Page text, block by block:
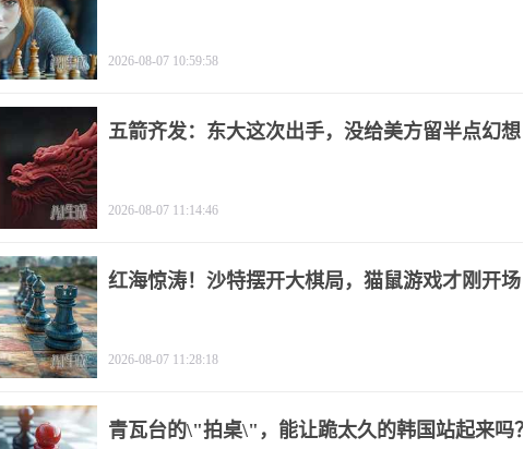
2026-08-07 10:59:58
五箭齐发：东大这次出手，没给美方留半点幻想
2026-08-07 11:14:46
红海惊涛！沙特摆开大棋局，猫鼠游戏才刚开场
2026-08-07 11:28:18
青瓦台的\"拍桌\"，能让跪太久的韩国站起来吗？